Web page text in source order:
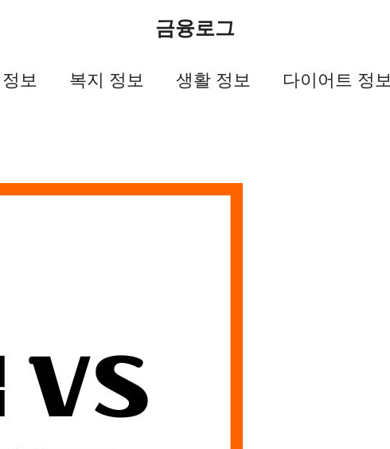
금융로그
보 복지 정보 생활 정보 다이어트 정보